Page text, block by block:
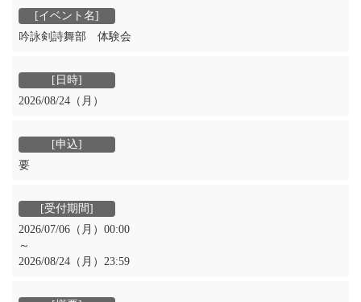
吟詠剣詩舞部 体験会
2026/08/24（月）
要
2026/07/06（月）00:00
～
2026/08/24（月）23:59